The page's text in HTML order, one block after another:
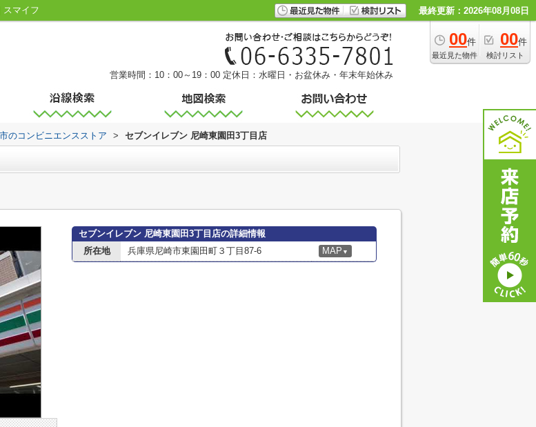
スマイフ 最終更新：2026年08月08日
00件
最近見た物件
00件
検討リスト
営業時間：10：00～19：00 定休日：水曜日・お盆休み・年末年始休み
のコンビニエンスストア > セブンイレブン 尼崎東園田3丁目店
セブンイレブン 尼崎東園田3丁目店の詳細情報
所在地
兵庫県尼崎市東園田町３丁目87-6 MAP ▼